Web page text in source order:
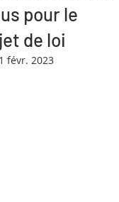
pour le
de loi
1 févr. 2023